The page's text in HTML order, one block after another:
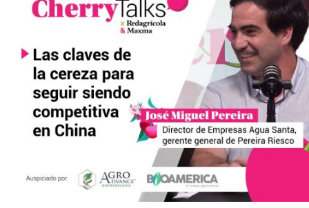
Redagrícola
Asesorías
lanzan
nuevo
programa